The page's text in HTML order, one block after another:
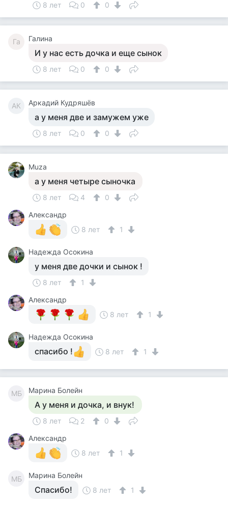
8 лет 0 0
Га Галина
И у нас есть дочка и еще сынок
8 лет 0 0
АК Аркадий Кудряшёв
а у меня две и замужем уже
8 лет 0 0
Muza
а у меня четыре сыночка
8 лет 4
0
Александр
8 лет
1
Надежда Осокина
у меня две дочки и сынок !
8 лет
1
Александр
8 лет
1
Надежда Осокина
спасибо ! 8 лет 1
МБ Марина Болейн
А у меня и дочка, и внук!
8 лет 2
0
Александр
8 лет
1
МБ Марина Болейн
Спасибо! 8 лет 1